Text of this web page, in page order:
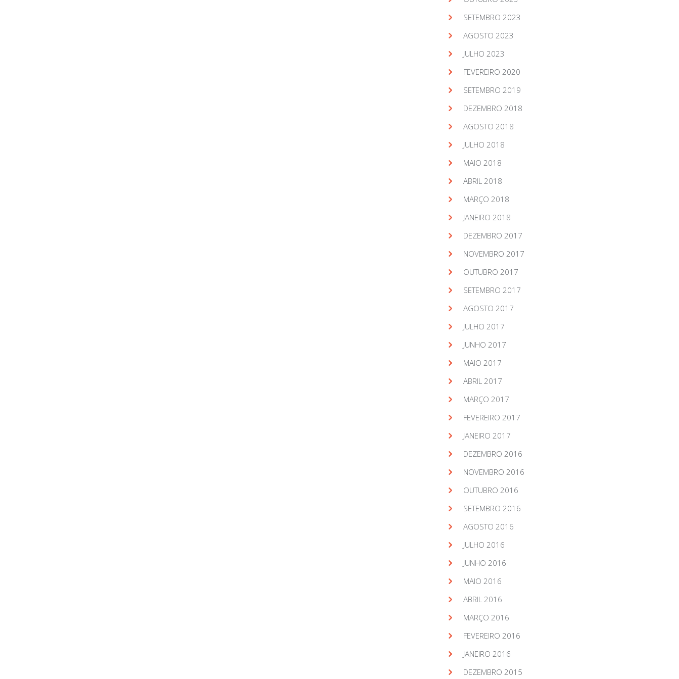
SETEMBRO 2023
AGOSTO 2023
JULHO 2023
FEVEREIRO 2020
SETEMBRO 2019
DEZEMBRO 2018
AGOSTO 2018
JULHO 2018
MAIO 2018
ABRIL 2018
MARÇO 2018
JANEIRO 2018
DEZEMBRO 2017
NOVEMBRO 2017
OUTUBRO 2017
SETEMBRO 2017
AGOSTO 2017
JULHO 2017
JUNHO 2017
MAIO 2017
ABRIL 2017
MARÇO 2017
FEVEREIRO 2017
JANEIRO 2017
DEZEMBRO 2016
NOVEMBRO 2016
OUTUBRO 2016
SETEMBRO 2016
AGOSTO 2016
JULHO 2016
JUNHO 2016
MAIO 2016
ABRIL 2016
MARÇO 2016
FEVEREIRO 2016
JANEIRO 2016
DEZEMBRO 2015